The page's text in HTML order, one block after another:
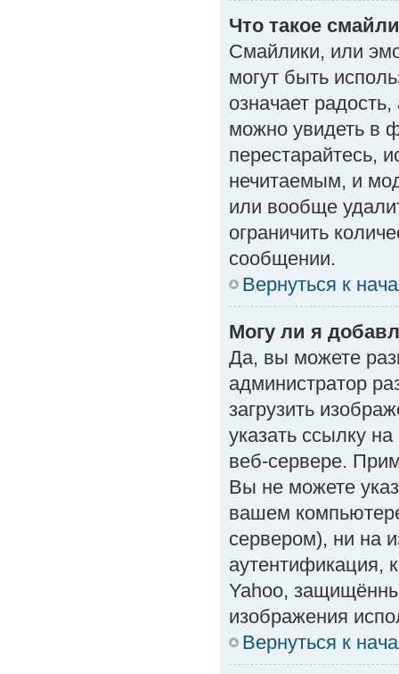
Что такое
Смайлики, или
могут быть
означает
можно увидеть в
перестарайтесь,
нечитаемым, и
или вообще
ограничить
сообщении.
Вернуться к
Могу ли я
Да, вы можете
администратор
загрузить
указать ссылку
веб-сервере.
Вы не можете
вашем
сервером), ни на
аутентификация,
Yahoo,
изображения
Вернуться к